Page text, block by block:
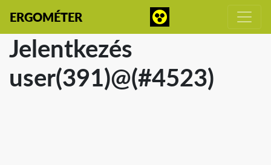
ERGOMÉTER
Jelentkezés
user(391)@(#4523)